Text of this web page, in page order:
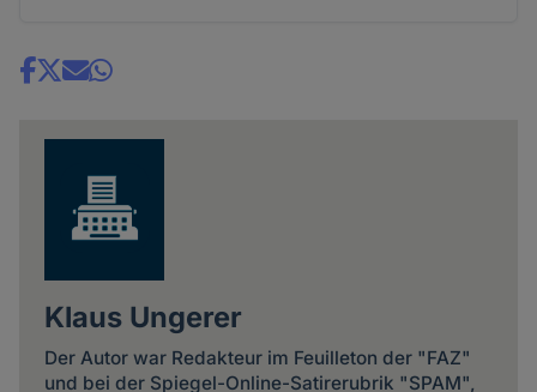
Share
Klaus Ungerer
Der Autor war Redakteur im Feuilleton der "FAZ"
und bei der Spiegel-Online-Satirerubrik "SPAM",